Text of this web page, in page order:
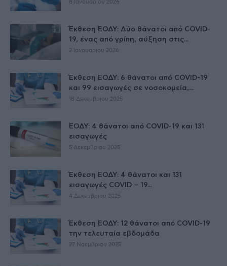
8 Ιανουαρίου 2026
Έκθεση ΕΟΔΥ: Δύο θάνατοι από COVID-
19, ένας από γρίπη, αύξηση στις...
2 Ιανουαρίου 2026
Έκθεση ΕΟΔΥ: 6 θάνατοι από COVID-19
και 99 εισαγωγές σε νοσοκομεία,...
18 Δεκεμβρίου 2025
ΕΟΔΥ: 4 θάνατοι από COVID-19 και 131
εισαγωγές
5 Δεκεμβρίου 2025
Έκθεση ΕΟΔΥ: 4 θάνατοι και 131
εισαγωγές COVID – 19...
4 Δεκεμβρίου 2025
Έκθεση ΕΟΔΥ: 12 θάνατοι από COVID-19
την τελευταία εβδομάδα
27 Νοεμβρίου 2025